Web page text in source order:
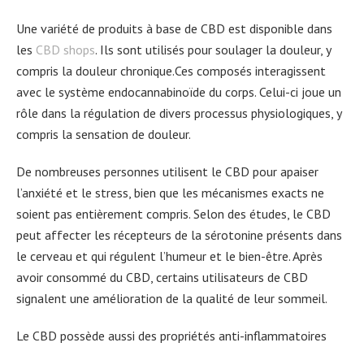
Une variété de produits à base de CBD est disponible dans
les CBD shops. Ils sont utilisés pour soulager la douleur, y
compris la douleur chronique.Ces composés interagissent
avec le système endocannabinoïde du corps. Celui-ci joue un
rôle dans la régulation de divers processus physiologiques, y
compris la sensation de douleur.
De nombreuses personnes utilisent le CBD pour apaiser
l’anxiété et le stress, bien que les mécanismes exacts ne
soient pas entièrement compris. Selon des études, le CBD
peut affecter les récepteurs de la sérotonine présents dans
le cerveau et qui régulent l’humeur et le bien-être. Après
avoir consommé du CBD, certains utilisateurs de CBD
signalent une amélioration de la qualité de leur sommeil.
Le CBD possède aussi des propriétés anti-inflammatoires